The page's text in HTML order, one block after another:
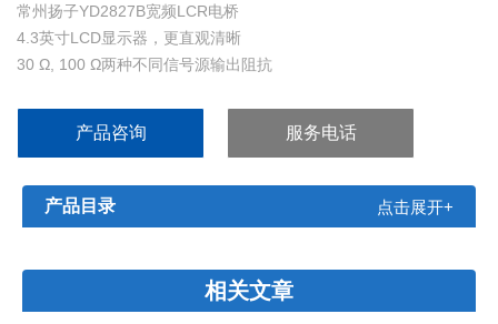
常州扬子YD2827B宽频LCR电桥
4.3英寸LCD显示器，更直观清晰
30 Ω, 100 Ω两种不同信号源输出阻抗
可通过USB HOST来实现仪器软件版本的升级和更新
可支持格式FAT16, FAT32文件系统
标配RS232C、HANDLER、USB HO
产品咨询 服务电话
产品目录 点击展开+
相关文章